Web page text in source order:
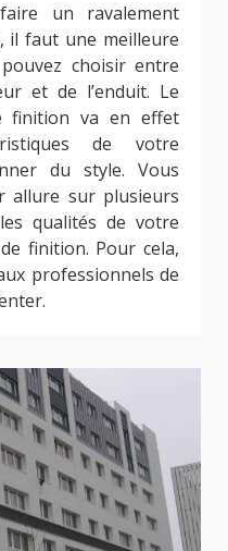
un ravalement
il faut une meilleure
choisir entre
et de l’enduit. Le
finition va en effet
de votre
du style. Vous
allure sur plusieurs
qualités de votre
finition. Pour cela,
professionnels de